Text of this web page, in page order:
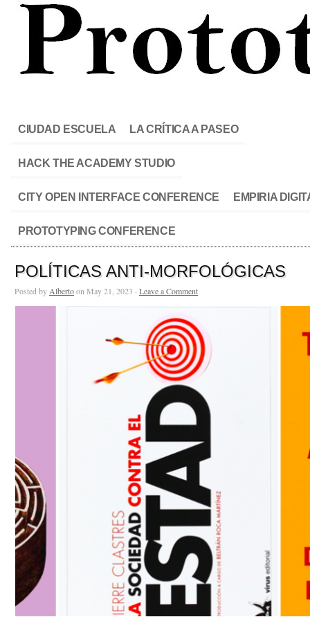
CIUDAD ESCUELA LA CRÍTICA A PASEO
HACK THE ACADEMY STUDIO
CITY OPEN INTERFACE CONFERENCE EMPIRIA
PROTOTYPING CONFERENCE
POLÍTICAS ANTI-MORFOLÓGICAS
Posted by Albertoon May 21, 2023 · Leave a Comment